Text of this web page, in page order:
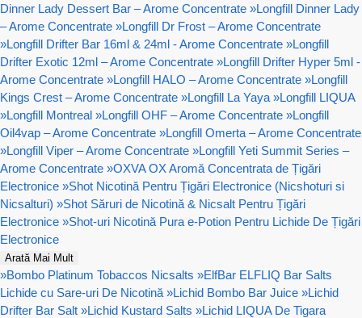
Dinner Lady Dessert Bar – Arome Concentrate »Longfill Dinner Lady
– Arome Concentrate »Longfill Dr Frost – Arome Concentrate
»Longfill Drifter Bar 16ml & 24ml - Arome Concentrate »Longfill
Drifter Exotic 12ml – Arome Concentrate »Longfill Drifter Hyper 5ml -
Arome Concentrate »Longfill HALO – Arome Concentrate »Longfill
Kings Crest – Arome Concentrate »Longfill La Yaya »Longfill LIQUA
»Longfill Montreal »Longfill OHF – Arome Concentrate »Longfill
Oil4vap – Arome Concentrate »Longfill Omerta – Arome Concentrate
»Longfill Viper – Arome Concentrate »Longfill Yeti Summit Series –
Arome Concentrate »OXVA OX Aromă Concentrata de Țigări
Electronice »Shot Nicotină Pentru Țigări Electronice (Nicshoturi si
Nicsalturi) »Shot Săruri de Nicotină & Nicsalt Pentru Țigări
Electronice »Shot-uri Nicotină Pura e-Potion Pentru Lichide De Țigări
Electronice
Arată Mai Mult
»Bombo Platinum Tobaccos Nicsalts »ElfBar ELFLIQ Bar Salts
Lichide cu Sare-uri De Nicotină »Lichid Bombo Bar Juice »Lichid
Drifter Bar Salt »Lichid Kustard Salts »Lichid LIQUA De Tigara